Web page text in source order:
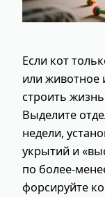
Если кот
или животное
строить
Выделите
недели,
укрытий и
по
форсируйте